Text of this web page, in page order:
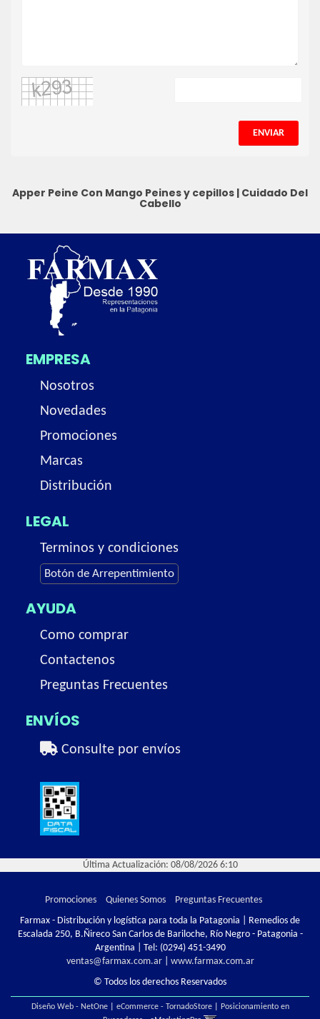
ENVIAR
Apper Peine Con Mango Peines y cepillos | Cuidado Del
Cabello
EMPRESA
Nosotros
Novedades
Promociones
Marcas
Distribución
LEGAL
Terminos y condiciones
Botón de Arrepentimiento
AYUDA
Como comprar
Contactenos
Preguntas Frecuentes
ENVÍOS
Consulte por envíos
Última Actualización: 08/08/2026 6:10
Promociones Quienes Somos
Preguntas Frecuentes
Farmax - Distribución y logística para toda la Patagonia | Remedios de
Escalada 250, B.Ñireco San Carlos de Bariloche, Río Negro - Patagonia -
Argentina | Tel: (0294) 451-3490
ventas@farmax.com.ar| www.farmax.com.ar
© Todos los derechos Reservados
Diseño Web - NetOne| eCommerce - TornadoStore|
Posicionamiento en